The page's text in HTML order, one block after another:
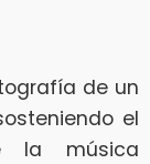
de un
el
la música